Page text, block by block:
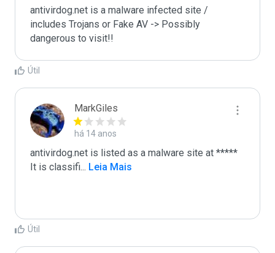
antivirdog.net is a malware infected site /
includes Trojans or Fake AV -> Possibly
dangerous to visit!!
Útil
MarkGiles
há 14 anos
antivirdog.net is listed as a malware site at *****
It is classifi... Leia Mais
Útil